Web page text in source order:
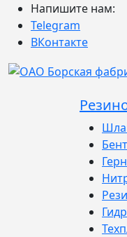
Напишите нам:
Telegram
ВКонтакте